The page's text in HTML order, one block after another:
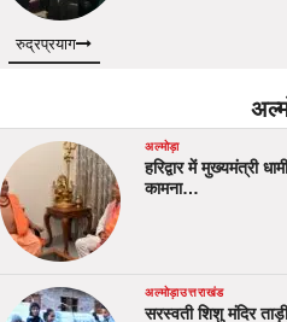
रुद्रप्रयाग
अल्मोड़ा
हरिद्वार में मुख्यमंत्री
कामना…
अल्मोड़ाउत्तराखंड
सरस्वती शिशु मंदिर